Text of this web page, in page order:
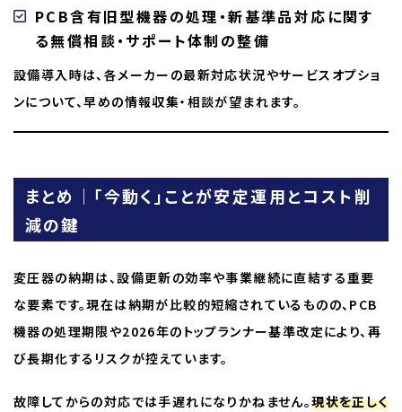
PCB含有旧型機器の処理・新基準品対応に関す
る無償相談・サポート体制の整備
設備導入時は、各メーカーの最新対応状況やサービスオプショ
ンについて、早めの情報収集・相談が望まれます。
まとめ｜「今動く」ことが安定運用とコスト削
減の鍵
変圧器の納期は、設備更新の効率や事業継続に直結する重要
な要素です。現在は納期が比較的短縮されているものの、PCB
機器の処理期限や2026年のトップランナー基準改定により、再
び長期化するリスクが控えています。
故障してからの対応では手遅れになりかねません。現状を正しく